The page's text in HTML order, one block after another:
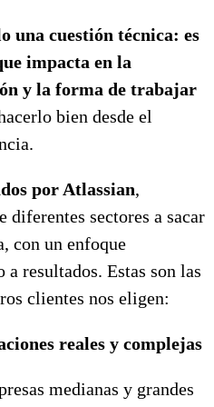
una cuestión técnica: es
impacta en la
y la forma de trabajar
bien desde el
por Atlassian,
diferentes sectores a sacar
con un enfoque
resultados. Estas son las
clientes nos eligen:
reales y complejas
medianas y grandes